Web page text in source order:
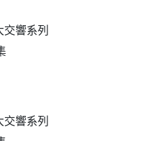
交響系列
交響系列